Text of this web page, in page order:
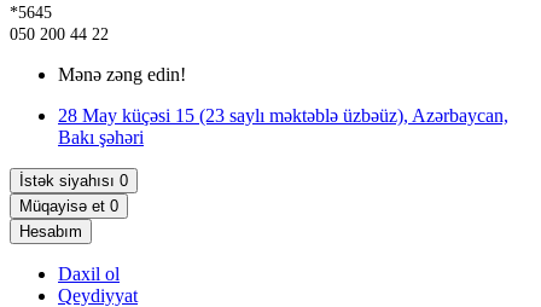
*5645
050 200 44 22
Mənə zəng edin!
28 May küçəsi 15 (23 saylı məktəblə üzbəüz), Azərbaycan,
Bakı şəhəri
İstək siyahısı 0
Müqayisə et 0
Hesabım
Daxil ol
Qeydiyyat